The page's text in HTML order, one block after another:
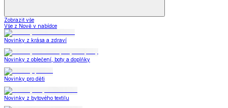
Zobrazit vše
Vše z Nově v nabídce
Novinky z krása a zdraví
Novinky z oblečení, boty a doplňky
Novinky pro děti
Novinky z bytového textilu